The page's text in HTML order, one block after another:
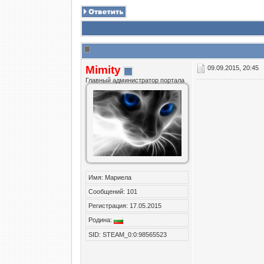
Mimity
Главный администратор портала
Имя: Мариела
Сообщений: 101
Регистрация: 17.05.2015
Родина:
SID: STEAM_0:0:98565523
09.09.2015, 20:45